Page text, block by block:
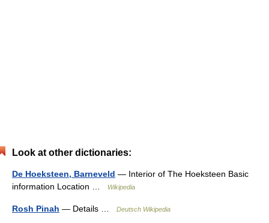
Look at other dictionaries:
De Hoeksteen, Barneveld — Interior of The Hoeksteen Basic
information Location …
Wikipedia
Rosh Pinah — Details … Deutsch Wikipedia